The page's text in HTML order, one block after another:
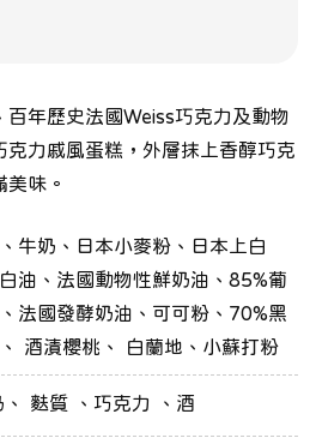
年歷史法國Weiss巧克力及動物
克力戚風蛋糕，外層抹上香醇巧克
味。
牛奶、日本小麥粉 、日本上白
油、法國動物性鮮奶油、85%葡
法國發酵奶油、可可粉、70%黑
酒漬櫻桃、 白蘭地、小蘇打粉
、 麩質 、巧克力 、酒